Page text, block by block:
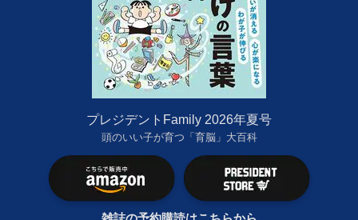
プレジデントFamily 2026年夏号
頭のいい子が育つ「育脳」大百科